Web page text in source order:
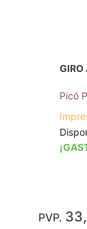
GIRO
Picó
PVP.